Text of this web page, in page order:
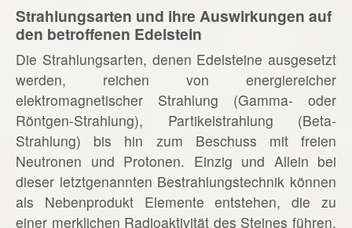
Strahlungsarten und ihre Auswirkungen auf
den betroffenen Edelstein
Die Strahlungsarten, denen Edelsteine ausgesetzt
werden, reichen von energiereicher
elektromagnetischer Strahlung (Gamma- oder
Röntgen-Strahlung), Partikelstrahlung (Beta-
Strahlung) bis hin zum Beschuss mit freien
Neutronen und Protonen. Einzig und Allein bei
dieser letztgenannten Bestrahlungstechnik können
als Nebenprodukt Elemente entstehen, die zu
einer merklichen Radioaktivität des Steines führen.